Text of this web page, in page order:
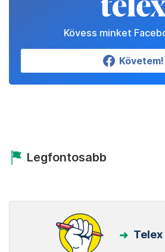
Kövess minket
Követem!
Legfontosabb
Telex